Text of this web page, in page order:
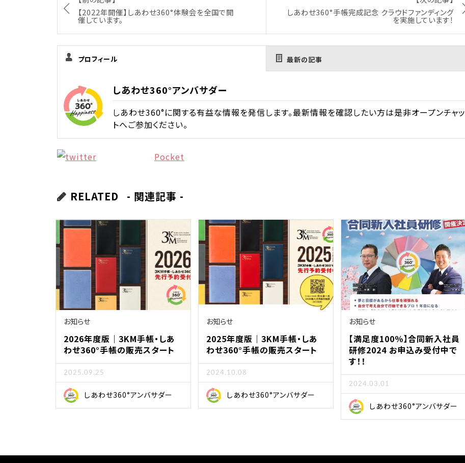
【2022年開催】しあわせ360°体験会を全国で開
催しています。
しあわせ360°手帳完成記念 クラウドファンディング
を実施しています！
プロフィール 最新の記事
しあわせ360°アンバサダー
しあわせ360°に関する有益な情報を発信します。最新情報を確認したい方は是非オープンチャッ
トへご参加ください。
Pocket
RELATED - 関連記事 -
お知らせ
2026年度版｜3KM手帳・しあ
わせ360°手帳の販売スタート
2025.09.25
しあわせ360°アンバサダー
お知らせ
2025年度版｜3KM手帳・しあ
わせ360°手帳の販売スタート
2024.10.08
しあわせ360°アンバサダー
お知らせ
【満足度100％】合同新入社員
研修2024 お申込み受付中で
す！！
2024.03.01
しあわせ360°アンバサダー